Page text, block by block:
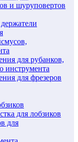
и шуруповертов
для рубанков,
инструмента
для фрезеров
для лобзиков
для